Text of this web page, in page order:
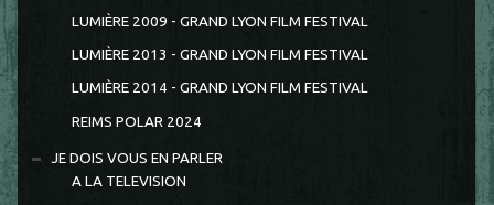
LUMIÈRE 2009 - GRAND LYON FILM FESTIVAL
LUMIÈRE 2013 - GRAND LYON FILM FESTIVAL
LUMIÈRE 2014 - GRAND LYON FILM FESTIVAL
REIMS POLAR 2024
JE DOIS VOUS EN PARLER
A LA TELEVISION